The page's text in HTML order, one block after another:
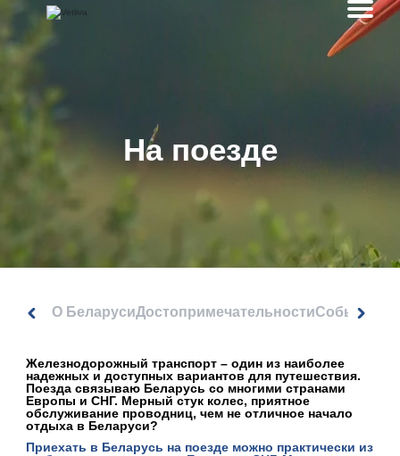
На поезде
О БеларусиДостопримечательностиСобытия
Железнодорожный транспорт – один из наиболее
надежных и доступных вариантов для путешествия.
Поезда связываю Беларусь со многими странами
Европы и СНГ. Мерный стук колес, приятное
обслуживание проводниц, чем не отличное начало
отдыха в Беларуси?
Приехать в Беларусь на поезде можно практически из